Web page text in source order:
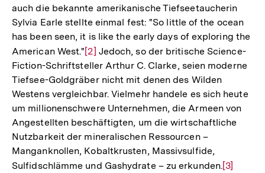
auch die bekannte amerikanische Tiefseetaucherin
Sylvia Earle stellte einmal fest: "So little of the ocean
has been seen, it is like the early days of exploring the
American West."Zur
Auflösung
der
Fußnote
[2] Jedoch, so der britische Science-
Fiction-Schriftsteller Arthur C. Clarke, seien moderne
Tiefsee-Goldgräber nicht mit denen des Wilden
Westens vergleichbar. Vielmehr handele es sich heute
um millionenschwere Unternehmen, die Armeen von
Angestellten beschäftigten, um die wirtschaftliche
Nutzbarkeit der mineralischen Ressourcen –
Manganknollen, Kobaltkrusten, Massivsulfide,
Sulfidschlämme und Gashydrate – zu erkunden.Zur
[3]